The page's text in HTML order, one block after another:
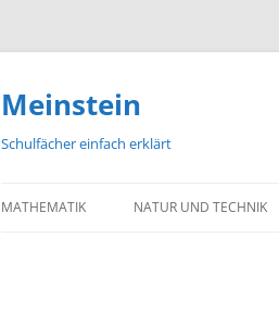
Meinstein
Schulfächer einfach erklärt
MATHEMATIK NATUR UND TECHNIK